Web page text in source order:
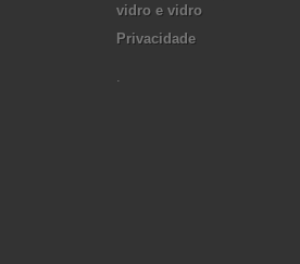
vidro e vidro
Privacidade
.